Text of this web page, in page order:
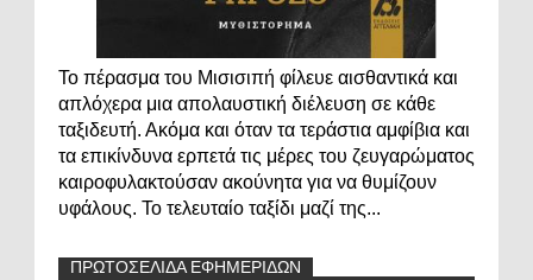
Το πέρασμα του Μισισιπή φίλευε αισθαντικά και
απλόχερα μια απολαυστική διέλευση σε κάθε
ταξιδευτή. Ακόμα και όταν τα τεράστια αμφίβια και
τα επικίνδυνα ερπετά τις μέρες του ζευγαρώματος
καιροφυλακτούσαν ακούνητα για να θυμίζουν
υφάλους. Το τελευταίο ταξίδι μαζί της...
ΠΡΩΤΟΣΕΛΙΔΑ ΕΦΗΜΕΡΙΔΩΝ